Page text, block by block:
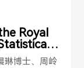
Royal
琳博士、周岭